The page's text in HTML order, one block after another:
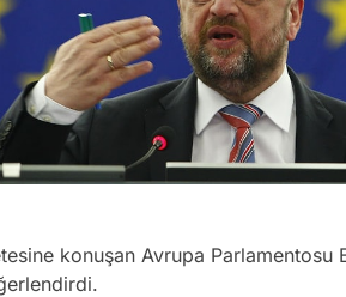
konuşan Avrupa Parlamentosu